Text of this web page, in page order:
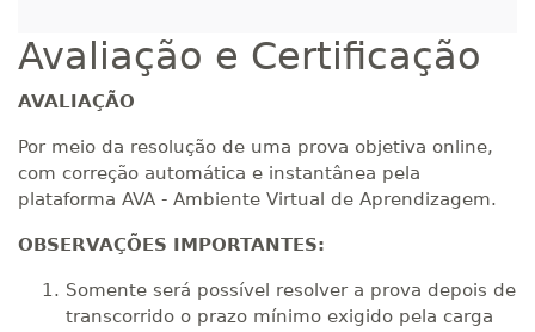
Avaliação e Certificação
AVALIAÇÃO
Por meio da resolução de uma prova objetiva online,
com correção automática e instantânea pela
plataforma AVA - Ambiente Virtual de Aprendizagem.
OBSERVAÇÕES IMPORTANTES:
Somente será possível resolver a prova depois de
transcorrido o prazo mínimo exigido pela carga